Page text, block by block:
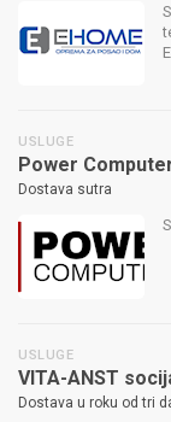
USLUGE
Power
Dostava sutra
USLUGE
VITA-ANST
Dostava u roku od tri